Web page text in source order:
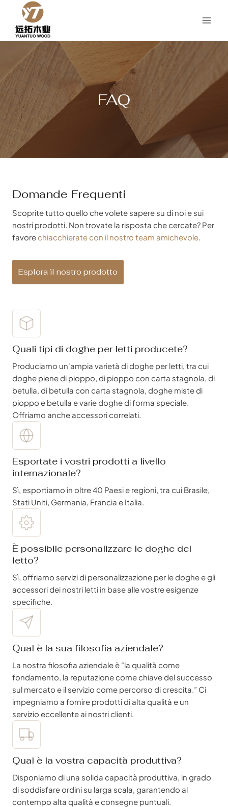
contenuto
FAQ
Domande Frequenti
Scoprite tutto quello che volete sapere su di noi e sui
nostri prodotti. Non trovate la risposta che cercate? Per
favore chiacchierate con il nostro team amichevole.
Esplora il nostro prodotto
Quali tipi di doghe per letti producete?
Produciamo un'ampia varietà di doghe per letti, tra cui
doghe piene di pioppo, di pioppo con carta stagnola, di
betulla, di betulla con carta stagnola, doghe miste di
pioppo e betulla e varie doghe di forma speciale.
Offriamo anche accessori correlati.
Esportate i vostri prodotti a livello
internazionale?
Sì, esportiamo in oltre 40 Paesi e regioni, tra cui Brasile,
Stati Uniti, Germania, Francia e Italia.
È possibile personalizzare le doghe del
letto?
Sì, offriamo servizi di personalizzazione per le doghe e gli
accessori dei nostri letti in base alle vostre esigenze
specifiche.
Qual è la sua filosofia aziendale?
La nostra filosofia aziendale è “la qualità come
fondamento, la reputazione come chiave del successo
sul mercato e il servizio come percorso di crescita.” Ci
impegniamo a fornire prodotti di alta qualità e un
servizio eccellente ai nostri clienti.
Qual è la vostra capacità produttiva?
Disponiamo di una solida capacità produttiva, in grado
di soddisfare ordini su larga scala, garantendo al
contempo alta qualità e consegne puntuali.